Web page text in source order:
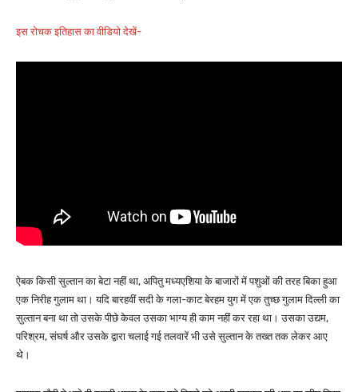
इस रोचक इतिहास का वीडियो देखें-
ऐबक किसी सुल्तान का बेटा नहीं था, अपितु मध्यएशिया के बाजारों में पशुओं की तरह बिका हुआ
एक निरीह गुलाम था। यदि बारहवीं सदी के गला-काट बेरहम युग में एक तुच्छ गुलाम दिल्ली का
सुल्तान बना था तो उसके पीछे केवल उसका भाग्य ही काम नहीं कर रहा था। उसका उद्यम,
परिश्रम, संघर्ष और उसके द्वारा चलाई गई तलवारें भी उसे सुल्तान के तख्त तक लेकर आए
थे।